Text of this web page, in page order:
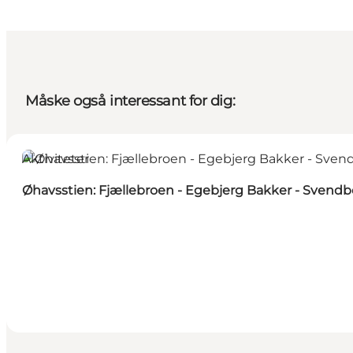
Måske også interessant for dig:
Aktiviteter
Øhavsstien: Fjællebroen - Egebjerg Bakker -